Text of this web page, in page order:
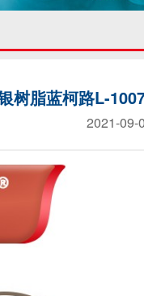
树脂蓝柯路L-
2021-09-